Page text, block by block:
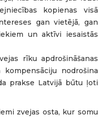
kopienas visā
gan vietējā, gan
un aktīvi iesaistās
rīku apdrošināšanas
nodrošina
prakse Latvijā būtu ļoti
zvejas osta, kur somu